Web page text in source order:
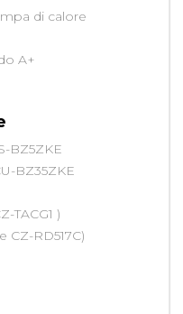
di calore
A+
BZ5ZKE
BZ35ZKE
TACG1 )
RD517C)